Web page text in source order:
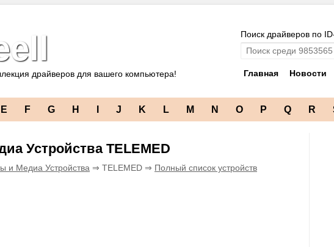
драйверов для вашего компьютера!
Поиск драйверов по
Главная Новости
E F G H J K L M N O P Q R
Устройства TELEMED
и Медиа Устройства ⇒ TELEMED ⇒ Полный список устройств